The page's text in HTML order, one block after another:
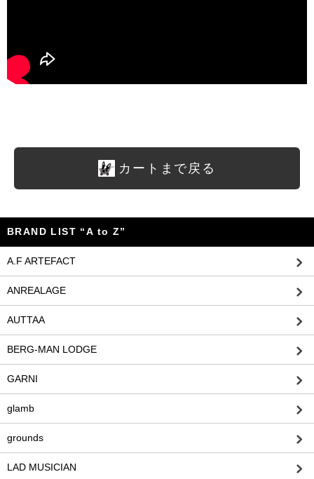
カートまで戻る
BRAND LIST “A to Z”
A.F ARTEFACT
ANREALAGE
AUTTAA
BERG-MAN LODGE
GARNI
glamb
grounds
LAD MUSICIAN